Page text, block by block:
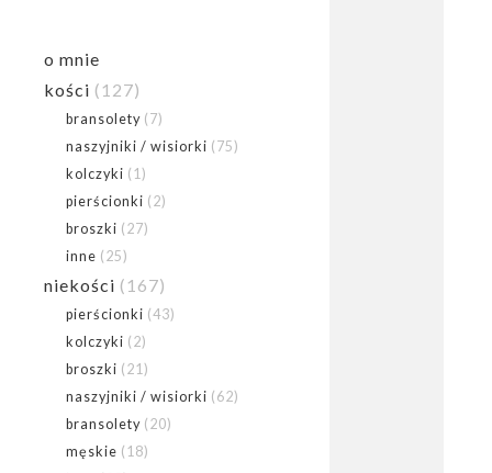
o mnie
kości (127)
bransolety (7)
naszyjniki / wisiorki (75)
kolczyki (1)
pierścionki (2)
broszki (27)
inne (25)
niekości (167)
pierścionki (43)
kolczyki (2)
broszki (21)
naszyjniki / wisiorki (62)
bransolety (20)
męskie (18)